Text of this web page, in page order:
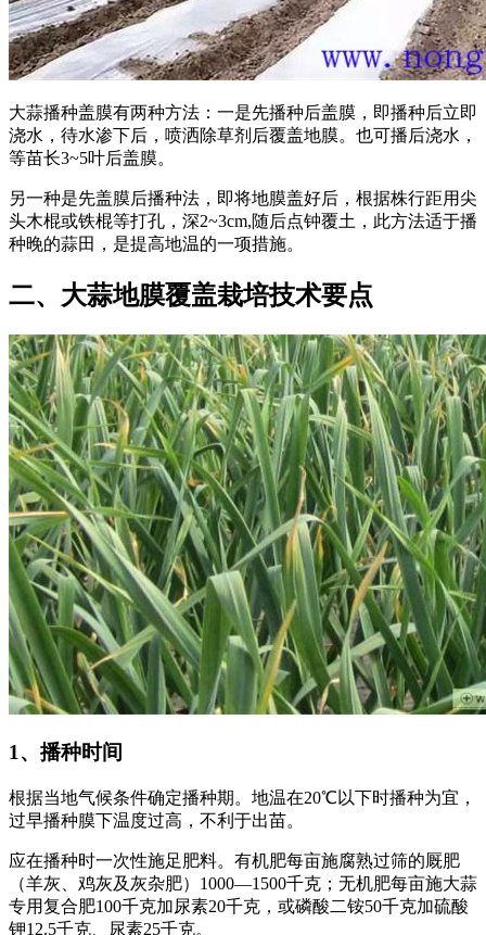
大蒜播种盖膜有两种方法：一是先播种后盖膜，即播种后立即
浇水，待水渗下后，喷洒除草剂后覆盖地膜。也可播后浇水，
等苗长3~5叶后盖膜。
另一种是先盖膜后播种法，即将地膜盖好后，根据株行距用尖
头木棍或铁棍等打孔，深2~3cm,随后点钟覆土，此方法适于播
种晚的蒜田，是提高地温的一项措施。
二、大蒜地膜覆盖栽培技术要点
1、播种时间
根据当地气候条件确定播种期。地温在20℃以下时播种为宜，
过早播种膜下温度过高，不利于出苗。
应在播种时一次性施足肥料。有机肥每亩施腐熟过筛的厩肥
（羊灰、鸡灰及灰杂肥）1000—1500千克；无机肥每亩施大蒜
专用复合肥100千克加尿素20千克，或磷酸二铵50千克加硫酸
钾12.5千克、尿素25千克。